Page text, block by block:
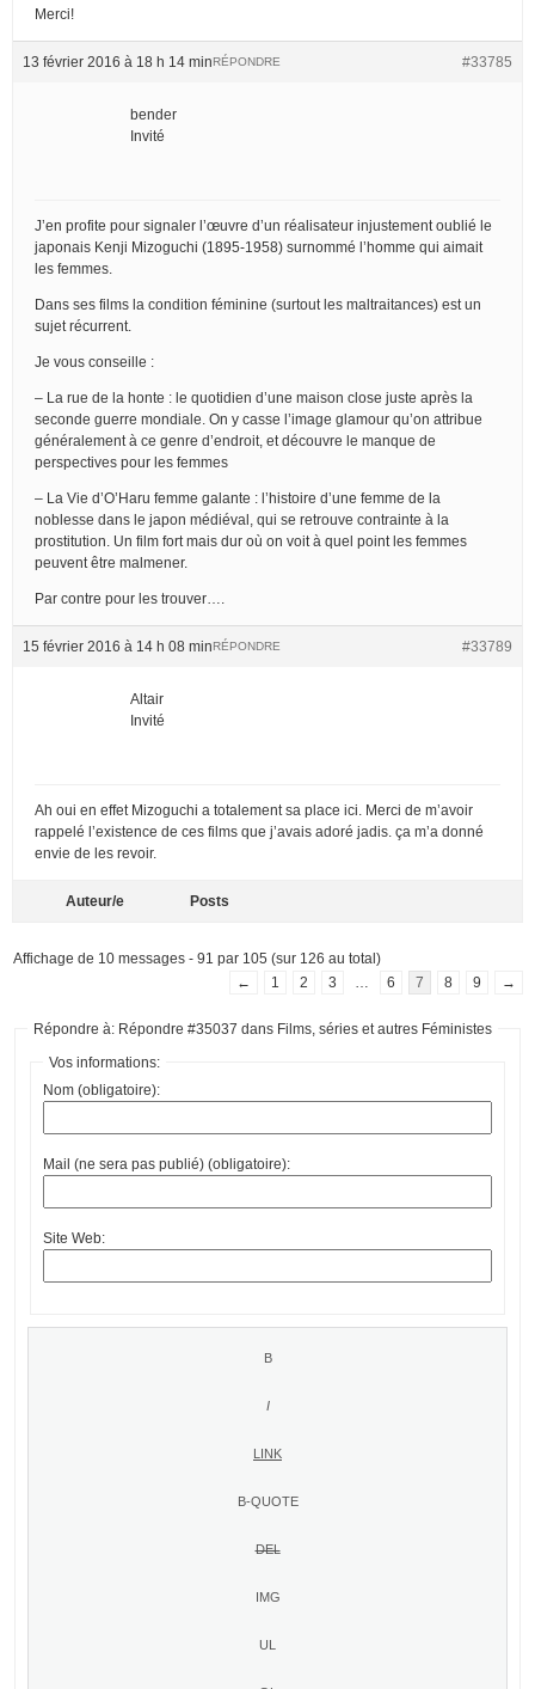
Merci!
13 février 2016 à 18 h 14 min #33785
RÉPONDRE
bender
Invité
J’en profite pour signaler l’œuvre d’un réalisateur injustement oublié le
japonais Kenji Mizoguchi (1895-1958) surnommé l’homme qui aimait
les femmes.
Dans ses films la condition féminine (surtout les maltraitances) est un
sujet récurrent.
Je vous conseille :
– La rue de la honte : le quotidien d’une maison close juste après la
seconde guerre mondiale. On y casse l’image glamour qu’on attribue
généralement à ce genre d’endroit, et découvre le manque de
perspectives pour les femmes
– La Vie d’O’Haru femme galante : l’histoire d’une femme de la
noblesse dans le japon médiéval, qui se retrouve contrainte à la
prostitution. Un film fort mais dur où on voit à quel point les femmes
peuvent être malmener.
Par contre pour les trouver….
15 février 2016 à 14 h 08 min #33789
RÉPONDRE
Altair
Invité
Ah oui en effet Mizoguchi a totalement sa place ici. Merci de m’avoir
rappelé l’existence de ces films que j’avais adoré jadis. ça m’a donné
envie de les revoir.
Auteur/e Posts
Affichage de 10 messages - 91 par 105 (sur 126 au total)
←
1 2 3 6 7 8 9 →
Répondre à: Répondre #35037 dans Films, séries et autres Féministes
Vos informations:
Nom (obligatoire):
Mail (ne sera pas publié) (obligatoire):
Site Web: